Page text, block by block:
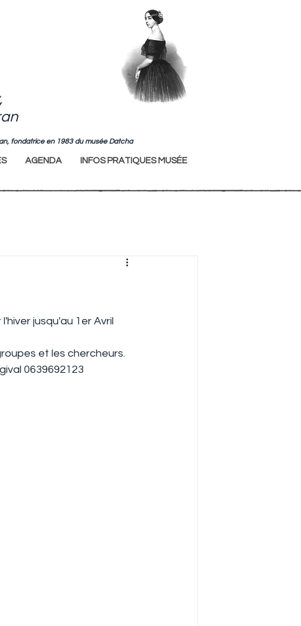
fondatrice en 1983 du musée Datcha
AGENDA INFOS PRATIQUES MUSÉE
l'hiver jusqu'au 1er Avril
et les chercheurs.
0639692123